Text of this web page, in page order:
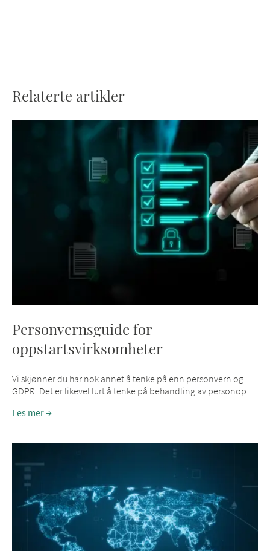
Relaterte artikler
Personvernsguide for
oppstartsvirksomheter
Vi skjønner du har nok annet å tenke på enn personvern og
GDPR. Det er likevel lurt å tenke på behandling av personop...
Les mer